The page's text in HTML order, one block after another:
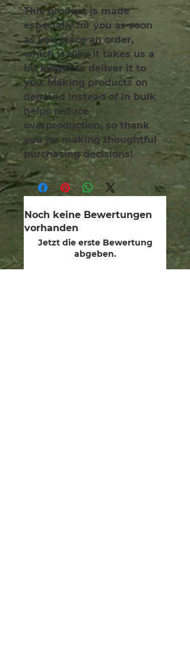
This product is made
especially for you as soon
as you place an order,
which is why it takes us a
bit longer to deliver it to
you. Making products on
demand instead of in bulk
helps reduce
overproduction, so thank
you for making thoughtful
purchasing decisions!
Noch keine Bewertungen
vorhanden
Jetzt die erste Bewertung
abgeben.